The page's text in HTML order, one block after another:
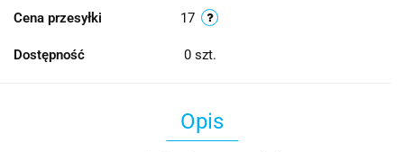
Cena przesyłki 17
Dostępność 0 szt.
Opis